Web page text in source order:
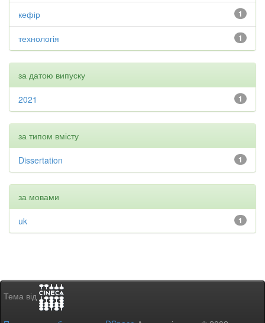
1
кефір
1
технологія
за датою випуску
1
2021
за типом вмісту
1
Dissertation
за мовами
1
uk
Тема від